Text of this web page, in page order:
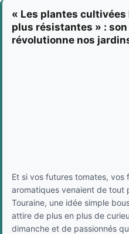
« Les plantes
plus résistantes » :
révolutionne nos
Et si vos futures tomates, vos
aromatiques venaient de tout
Touraine, une idée simple
attire de plus en plus de
dimanche et de passionnés